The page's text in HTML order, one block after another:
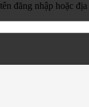
đăng nhập hoặc